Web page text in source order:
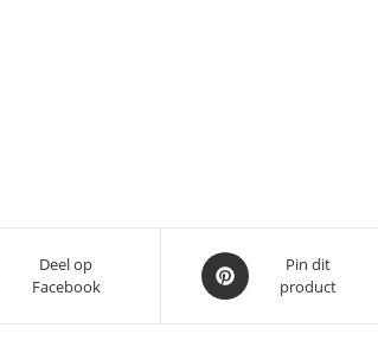
Deel op
Facebook
Opent
in
Pin dit
product